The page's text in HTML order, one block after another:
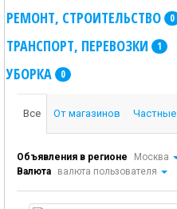
РЕМОНТ, СТРОИТЕЛЬСТВО 0
ТРАНСПОРТ, ПЕРЕВОЗКИ 1
УБОРКА 0
Все От магазинов Частные
Объявления в регионе
Москва
Валюта
валюта пользователя